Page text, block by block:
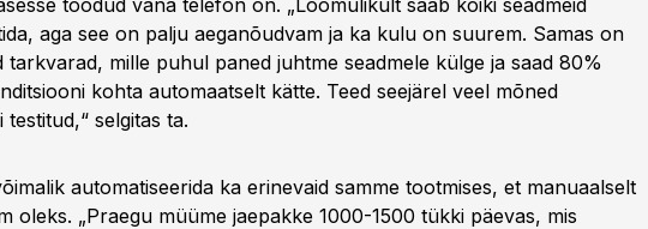
toodud vana telefon on. „Loomulikult saab kõiki seadmeid
aga see on palju aeganõudvam ja ka kulu on suurem. Samas on
tarkvarad, mille puhul paned juhtme seadmele külge ja saad 80%
kohta automaatselt kätte. Teed seejärel veel mõned
testitud,“ selgitas ta.
automatiseerida ka erinevaid samme tootmises, et manuaalselt
oleks. „Praegu müüme jaepakke 1000-1500 tükki päevas, mis